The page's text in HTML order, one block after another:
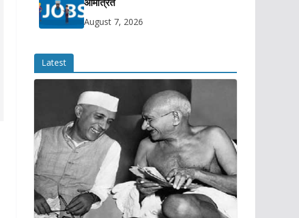
August 7, 2026
Latest